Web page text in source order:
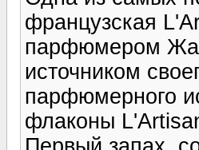
французская
парфюмером
источником
парфюмерного
флаконы